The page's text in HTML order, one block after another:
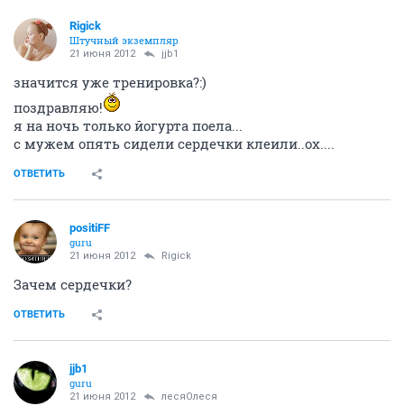
Rigick
Штучный экземпляр
21 июня 2012 jjb1
значится уже тренировка?:)
поздравляю!
я на ночь только йогурта поела...
с мужем опять сидели сердечки клеили..ох....
ОТВЕТИТЬ
positiFF
guru
21 июня 2012 Rigick
Зачем сердечки?
ОТВЕТИТЬ
jjb1
guru
21 июня 2012 лесяОлеся